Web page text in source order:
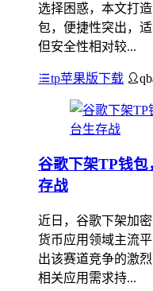
选择困惑，本文打
包，便捷性突出，
但安全性相对较...
tp苹果版下载
谷歌下架TP钱
存战
近日，谷歌下架加
货币应用领域主流
出该赛道竞争的激
相关应用需求持...